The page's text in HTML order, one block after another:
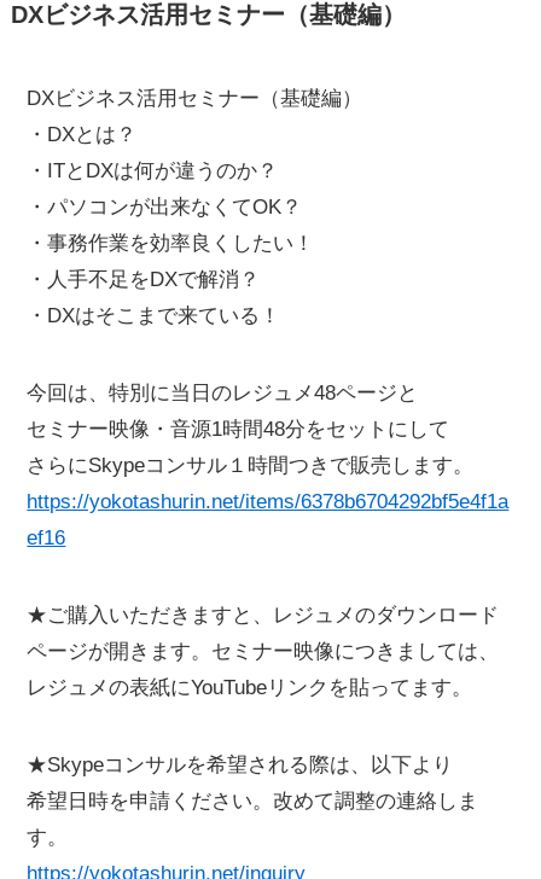
DXビジネス活用セミナー（基礎編）
DXビジネス活用セミナー（基礎編）
・DXとは？
・ITとDXは何が違うのか？
・パソコンが出来なくてOK？
・事務作業を効率良くしたい！
・人手不足をDXで解消？
・DXはそこまで来ている！
今回は、特別に当日のレジュメ48ページと
セミナー映像・音源1時間48分をセットにして
さらにSkypeコンサル１時間つきで販売します。
https://yokotashurin.net/items/6378b6704292bf5e4f1a
ef16
★ご購入いただきますと、レジュメのダウンロード
ページが開きます。セミナー映像につきましては、
レジュメの表紙にYouTubeリンクを貼ってます。
★Skypeコンサルを希望される際は、以下より
希望日時を申請ください。改めて調整の連絡しま
す。
https://yokotashurin.net/inquiry